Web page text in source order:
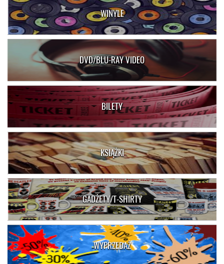
WINYLE
DVD/BLU-RAY VIDEO
BILETY
KSIĄŻKI
GADŻETY/T-SHIRTY
WYPRZEDAŻ